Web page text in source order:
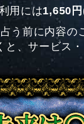
用には1,650
占う前に内容の
と、サービス